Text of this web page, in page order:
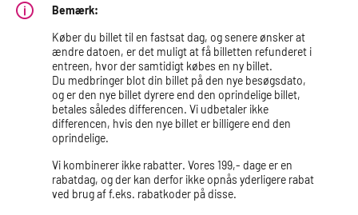
Bemærk:
Køber du billet til en fastsat dag, og senere ønsker at
ændre datoen, er det muligt at få billetten refunderet i
entreen, hvor der samtidigt købes en ny billet.
Du medbringer blot din billet på den nye besøgsdato,
og er den nye billet dyrere end den oprindelige billet,
betales således differencen. Vi udbetaler ikke
differencen, hvis den nye billet er billigere end den
oprindelige.
Vi kombinerer ikke rabatter. Vores 199,- dage er en
rabatdag, og der kan derfor ikke opnås yderligere rabat
ved brug af f.eks. rabatkoder på disse.